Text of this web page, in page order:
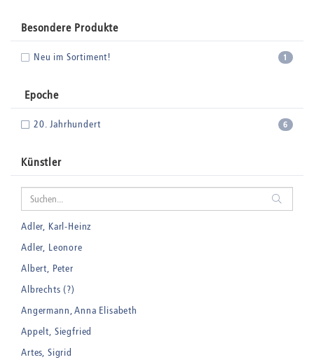
Besondere Produkte
1
Neu im Sortiment!
Epoche
6
20. Jahrhundert
Künstler
Adler, Karl-Heinz
Adler, Leonore
Albert, Peter
Albrechts (?)
Angermann, Anna Elisabeth
Appelt, Siegfried
Artes, Sigrid